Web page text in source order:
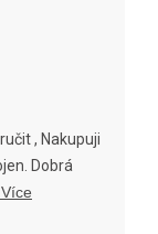
, Nakupuji
Dobrá